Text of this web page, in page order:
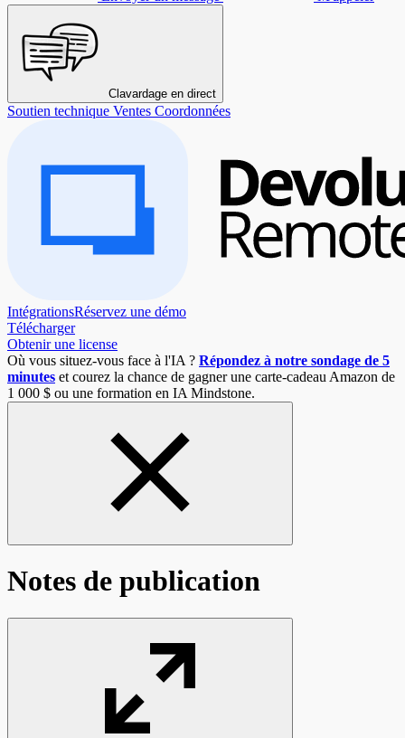
Clavardage en direct
Soutien technique Ventes Coordonnées
IntégrationsRéservez une démo
Télécharger
Obtenir une license
Où vous situez-vous face à l'IA ? Répondez à notre sondage de 5
minutes et courez la chance de gagner une carte-cadeau Amazon de
1 000 $ ou une formation en IA Mindstone.
Notes de publication